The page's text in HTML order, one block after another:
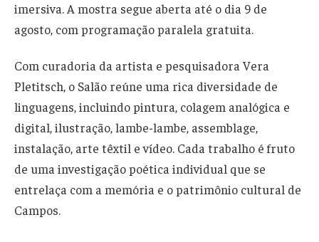
imersiva. A mostra segue aberta até o dia 9 de
agosto, com programação paralela gratuita.
Com curadoria da artista e pesquisadora Vera
Pletitsch, o Salão reúne uma rica diversidade de
linguagens, incluindo pintura, colagem analógica e
digital, ilustração, lambe-lambe, assemblage,
instalação, arte têxtil e vídeo. Cada trabalho é fruto
de uma investigação poética individual que se
entrelaça com a memória e o patrimônio cultural de
Campos.